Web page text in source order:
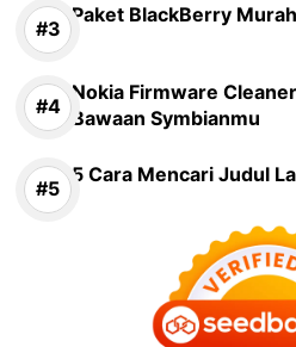
Paket BlackBerry
Nokia Firmware
Bawaan Symbianmu
5 Cara Mencari Judul